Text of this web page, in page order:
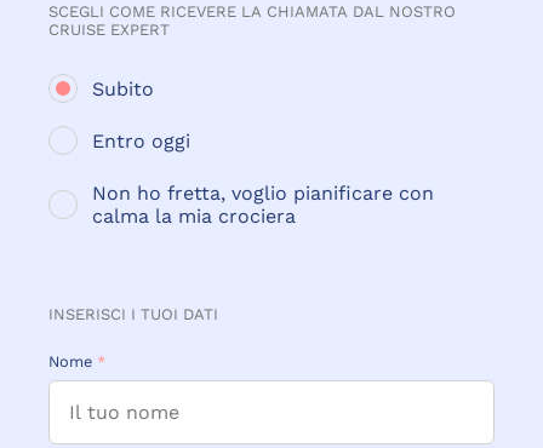
SCEGLI COME RICEVERE LA CHIAMATA DAL NOSTRO
CRUISE EXPERT
Subito
Entro oggi
Non ho fretta, voglio pianificare con
calma la mia crociera
INSERISCI I TUOI DATI
Nome *